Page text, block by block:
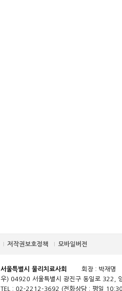
저작권보호정책 모바일버전
서울특별시 물리치료사회
회장 : 박재명
우) 04920 서울특별시 광진구 동일로 322,
TEL : 02-2212-3692 (전화상담 : 평일